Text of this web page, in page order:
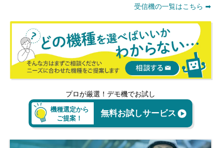
受信機の一覧はこちら ➡
プロが厳選！デモ機でお試し
機種選定から
ご提案！
無料お試しサービス